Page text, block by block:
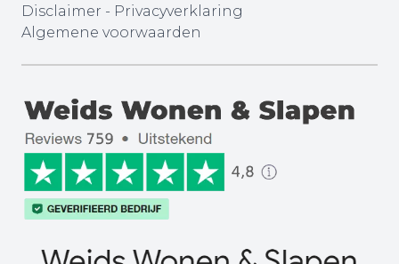
Disclaimer - Privacyverklaring
Algemene voorwaarden